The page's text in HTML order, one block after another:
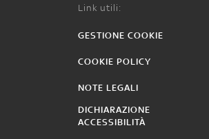
Link utili:
GESTIONE COOKIE
COOKIE POLICY
NOTE LEGALI
DICHIARAZIONE
ACCESSIBILITÀ